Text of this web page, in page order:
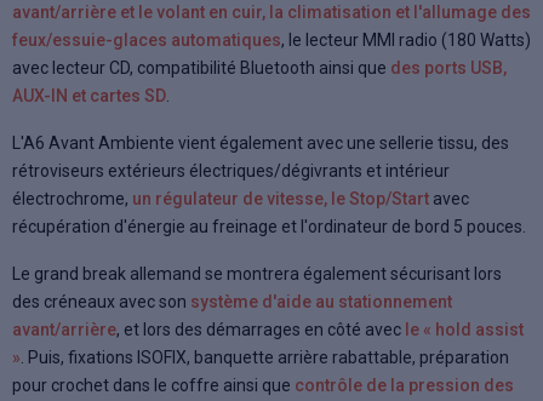
avant/arrière et le volant en cuir, la climatisation et l'allumage des
feux/essuie-glaces automatiques, le lecteur MMI radio (180 Watts)
avec lecteur CD, compatibilité Bluetooth ainsi que des ports USB,
AUX-IN et cartes SD
L'A6 Avant Ambiente vient également avec une sellerie tissu, des
rétroviseurs extérieurs électriques/dégivrants et intérieur
électrochrome, un régulateur de vitesse, le Stop/Start avec
récupération d'énergie au freinage et l'ordinateur de bord 5 pouces.
Le grand break allemand se montrera également sécurisant lors
des créneaux avec son système d'aide au stationnement
avant/arrière, et lors des démarrages en côté avec le « hold assist
» . Puis, fixations ISOFIX, banquette arrière rabattable, préparation
pour crochet dans le coffre ainsi que contrôle de la pression des